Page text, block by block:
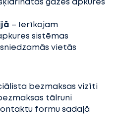
gāzes apkures
– Ierīkojam
sistēmas
vietās
bezmaksas vizīti
tālruni
formu sadaļā